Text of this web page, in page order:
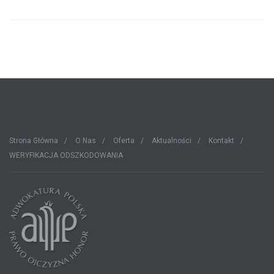
Strona Główna O Nas Oferta Aktualności
Kontakt
WERYFIKACJA ODSZKODOWANIA